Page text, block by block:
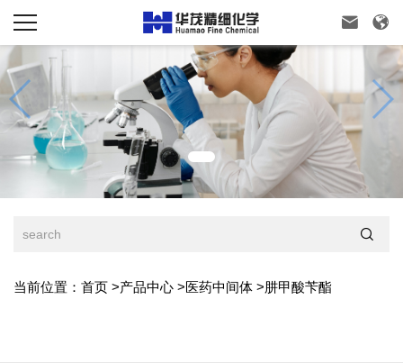
 

当前位置： 首页 >产品中心 >医药中间体 >肼甲酸苄酯